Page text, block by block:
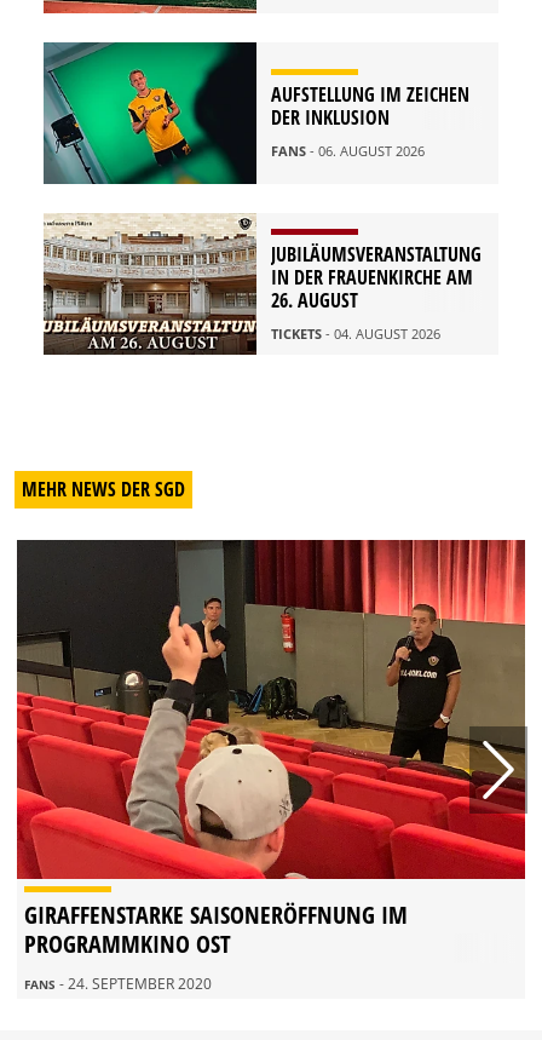
AUFSTELLUNG IM ZEICHEN
DER INKLUSION
FANS - 06. AUGUST 2026
JUBILÄUMSVERANSTALTUNG
IN DER FRAUENKIRCHE AM
26. AUGUST
TICKETS - 04. AUGUST 2026
MEHR NEWS DER SGD
GIRAFFENSTARKE SAISONERÖFFNUNG IM
PROGRAMMKINO OST
FANS - 24. SEPTEMBER 2020